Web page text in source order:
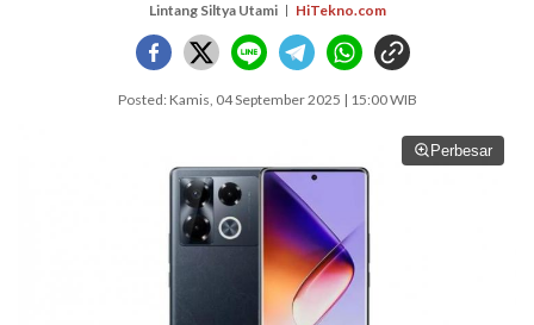
Lintang Siltya Utami HiTekno.com
Posted: Kamis, 04 September 2025 | 15:00 WIB
Perbesar